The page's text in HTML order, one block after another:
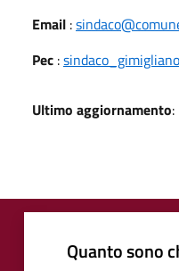
Email :
Pec :
Ultimo aggiornamento
Quanto sono